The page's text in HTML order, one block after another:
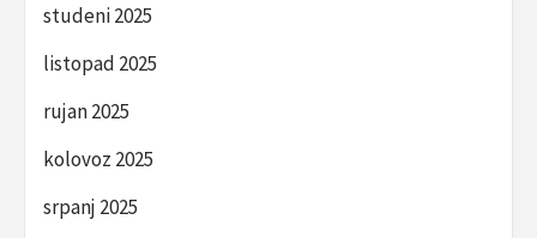
studeni 2025
listopad 2025
rujan 2025
kolovoz 2025
srpanj 2025